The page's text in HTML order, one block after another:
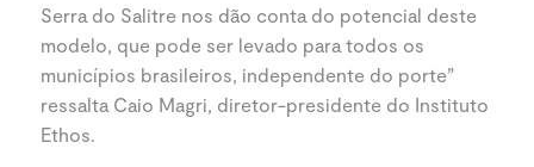
Serra do Salitre nos dão conta do potencial deste
modelo, que pode ser levado para todos os
municípios brasileiros, independente do porte”
ressalta Caio Magri, diretor-presidente do Instituto
Ethos.